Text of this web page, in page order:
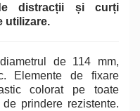
distracții și curți
utilizare.
de 114 mm,
Elemente de fixare
colorat pe toate
prindere rezistente.